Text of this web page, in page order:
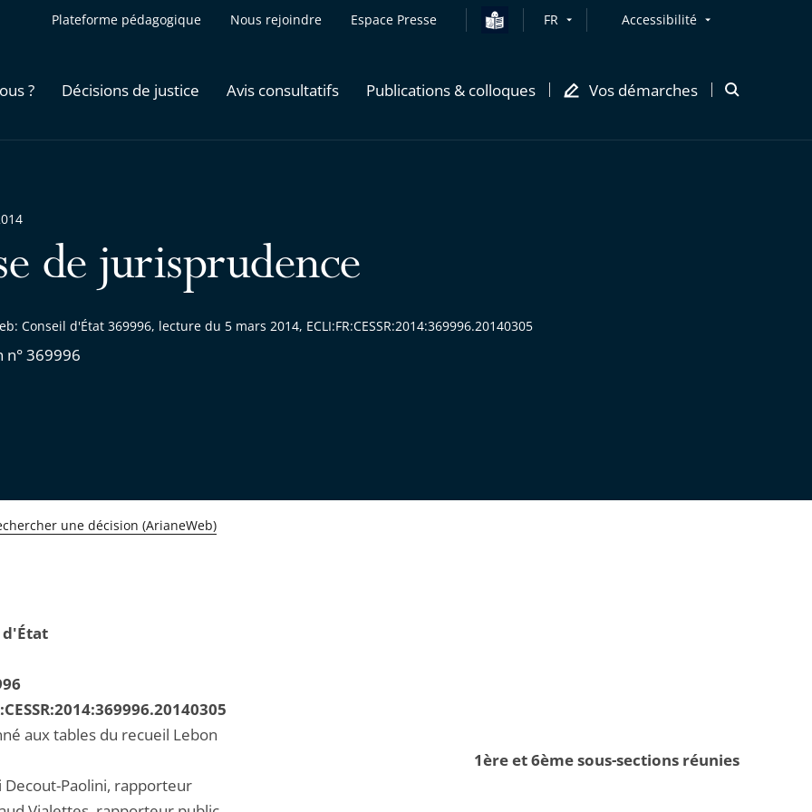
Plateforme pédagogique Nous rejoindre Espace Presse FR Accessibilité
? Décisions de justice Avis consultatifs Publications & colloques Vos démarches
Ouvrir
de jurisprudence
Conseil d'État 369996, lecture du 5 mars 2014, ECLI:FR:CESSR:2014:369996.20140305
n° 369996
une décision (ArianeWeb)
d'État
aux tables du recueil Lebon
1ère et 6ème sous-sections réunies
Decout-Paolini, rapporteur